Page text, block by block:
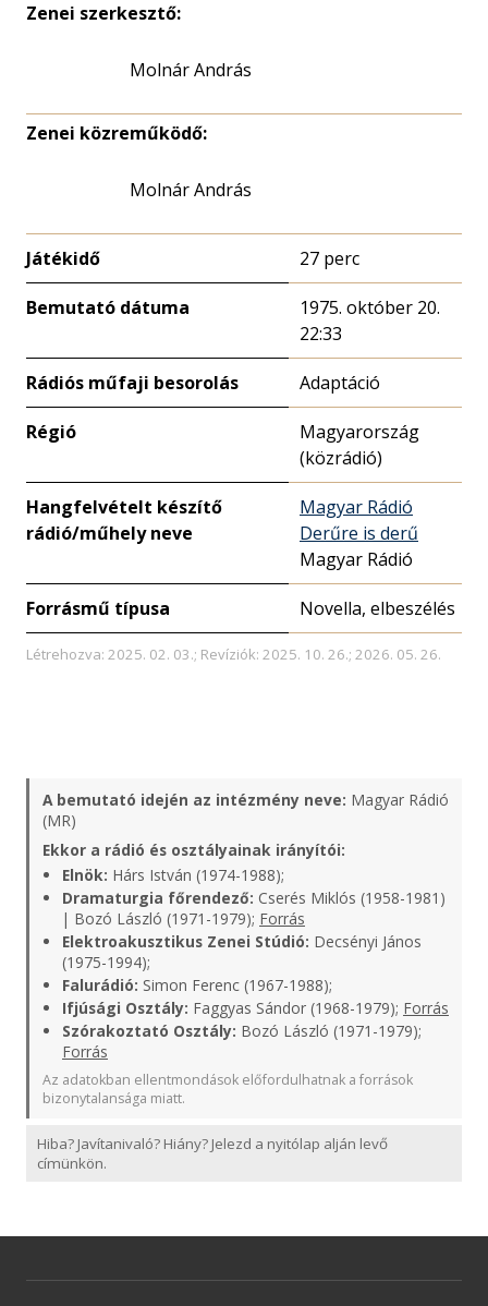
Zenei szerkesztő:
Molnár András
Zenei közreműködő:
Molnár András
Játékidő 27 perc
Bemutató dátuma
1975. október 20.
22:33
Rádiós műfaji besorolás Adaptáció
Régió
Magyarország
(közrádió)
Hangfelvételt készítő
rádió/műhely neve
Magyar Rádió
Derűre is derű
Magyar Rádió
Forrásmű típusa Novella, elbeszélés
Létrehozva: 2025. 02. 03.; Revíziók: 2025. 10. 26.; 2026. 05. 26.
A bemutató idején az intézmény neve: Magyar Rádió
(MR)
Ekkor a rádió és osztályainak irányítói:
Elnök: Hárs István (1974-1988);
Dramaturgia főrendező: Cserés Miklós (1958-1981)
| Bozó László (1971-1979); Forrás
Elektroakusztikus Zenei Stúdió: Decsényi János
(1975-1994);
Falurádió: Simon Ferenc (1967-1988);
Ifjúsági Osztály: Faggyas Sándor (1968-1979); Forrás
Szórakoztató Osztály: Bozó László (1971-1979);
Forrás
Az adatokban ellentmondások előfordulhatnak a források
bizonytalansága miatt.
Hiba? Javítanivaló? Hiány? Jelezd a nyitólap alján levő
címünkön.